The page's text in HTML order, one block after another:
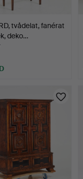
tvådelat, fanérat
deko…